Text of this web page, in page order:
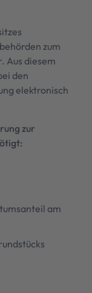
zum
Aus diesem
den
elektronisch
zur
am